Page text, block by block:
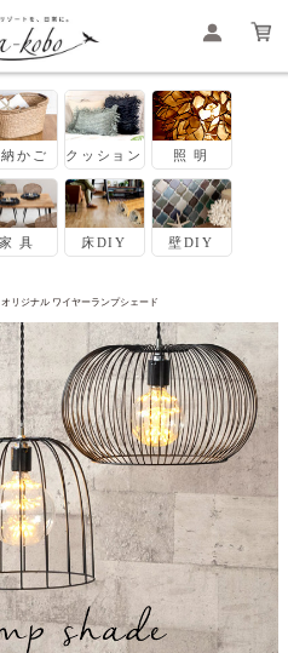
オリジナル ワイヤーランプシェード